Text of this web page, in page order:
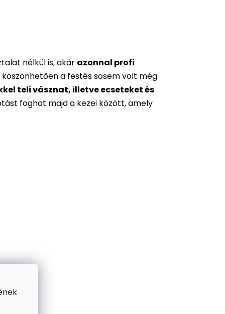
nélkül is, akár azonnal profi
a festés sosem volt még
teli vásznat, illetve ecseteket és
foghat majd a kezei között, amely